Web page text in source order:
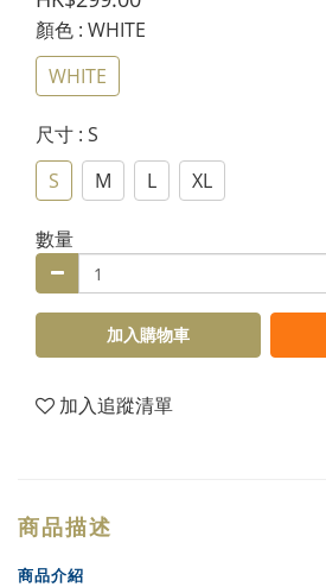
顏色 : WHITE
WHITE
尺寸 : S
S
M L XL
數量
加入購物車
加入追蹤清單
商品描述
商品介紹